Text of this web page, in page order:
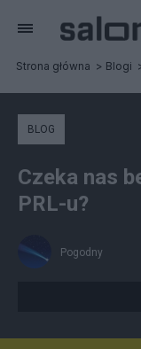
Strona główna Blogi
BLOG
Czeka nas
PRL-u?
Pogodny